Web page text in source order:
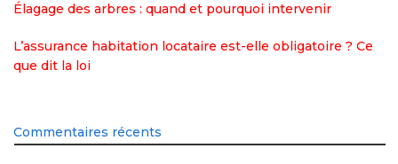
Élagage des arbres : quand et pourquoi intervenir
L’assurance habitation locataire est-elle obligatoire ? Ce
que dit la loi
Commentaires récents